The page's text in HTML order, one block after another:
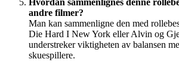
Hvordan sammenlignes denne
andre filmer?
Man kan sammenligne den med
Die Hard I New York eller Alvin og
understreker viktigheten av balansen
skuespillere.